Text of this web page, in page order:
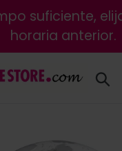
suficiente,
horaria anterior.